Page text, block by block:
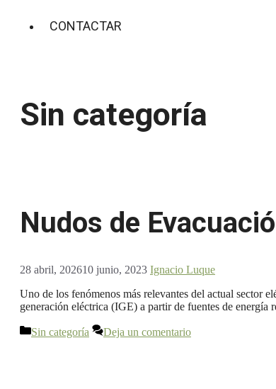
CONTACTAR
Sin categoría
Nudos de
28 abril, 202610 junio, 2023 Ignacio Luque
Uno de los fenómenos más relevantes del actual sector
generación eléctrica (IGE) a partir de fuentes de
Categorías
Sin categoría Deja un comentario